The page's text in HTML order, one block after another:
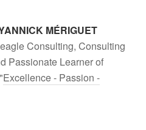
MÉRIGUET
Consulting, Consulting
Passionate Learner of
Excellence - Passion -